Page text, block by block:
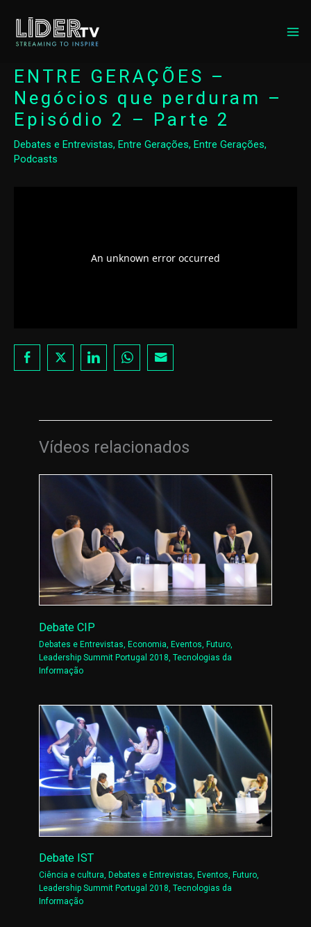
ENTRE GERAÇÕES –
Negócios que perduram –
Episódio 2 – Parte 2
Debates e Entrevistas, Entre Gerações, Entre Gerações,
Podcasts
Vídeos relacionados
Debate CIP
Debates e Entrevistas ,Economia ,Eventos ,Futuro
Leadership Summit Portugal 2018 ,Tecnologias da
Informação
Debate IST
Ciência e cultura, Debates e Entrevistas, Eventos, Futuro,
Leadership Summit Portugal 2018,Tecnologias da
Informação